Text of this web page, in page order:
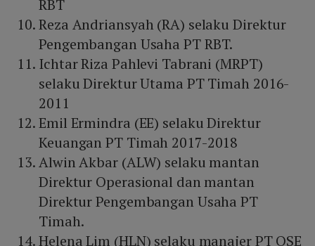
RBT
Reza Andriansyah (RA) selaku Direktur
Pengembangan Usaha PT RBT.
Ichtar Riza Pahlevi Tabrani (MRPT)
selaku Direktur Utama PT Timah 2016-
2011
Emil Ermindra (EE) selaku Direktur
Keuangan PT Timah 2017-2018
Alwin Akbar (ALW) selaku mantan
Direktur Operasional dan mantan
Direktur Pengembangan Usaha PT
Timah.
Helena Lim (HLN) selaku manajer PT QSE